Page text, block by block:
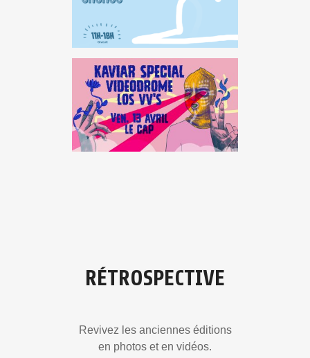
RÉTROSPECTIVE
Revivez les anciennes éditions
en photos et en vidéos.